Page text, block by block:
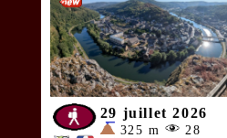
29 juillet 2026
325 m
28